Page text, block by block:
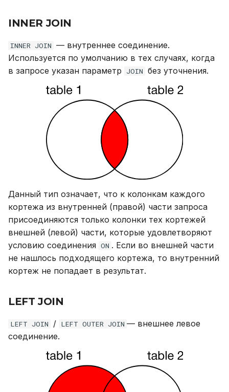
GRANT
TRUNCATE TABLE
UPDATE
VALUES
INNER JOIN
INNER JOIN — внутреннее соединение.
Используется по умолчанию в тех случаях, когда
в запросе указан параметр
JOIN без уточнения.
Данный тип означает, что к колонкам каждого
кортежа из внутренней (правой) части запроса
присоединяются только колонки тех кортежей
внешней (левой) части, которые удовлетворяют
условию соединения ON . Если во внешней части
не нашлось подходящего кортежа, то внутренний
кортеж не попадает в результат.
LEFT JOIN
LEFT JOIN / LEFT OUTER JOIN — внешнее левое
соединение.